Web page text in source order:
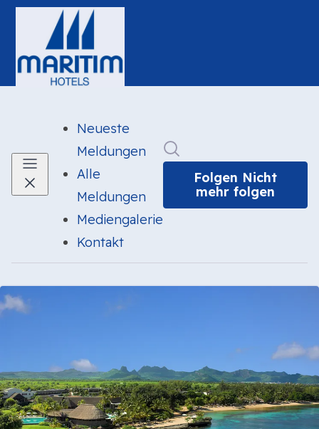
Neueste
Meldungen
Alle
Meldungen
Mediengalerie
Kontakt
Folgen Nicht
mehr folgen